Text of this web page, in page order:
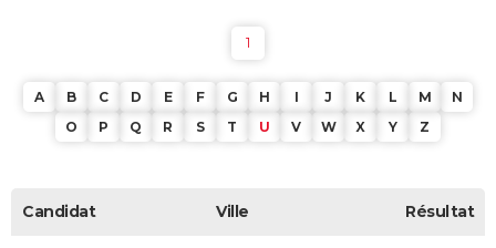
1
A B C D E F G H I J K L M
N
O
P Q R S T U V W X Y Z
Candidat Ville Résultat